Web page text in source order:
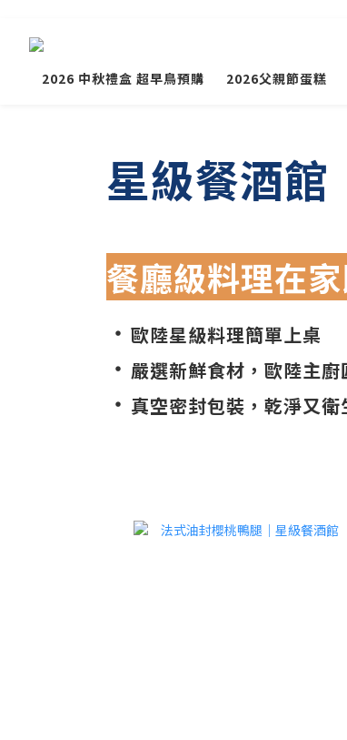
2026 中秋禮盒 超早鳥預購
2026父親節蛋糕
星級餐酒館
餐廳級料理在
・ 歐陸星級料理簡單上桌
・ 嚴選新鮮食材，歐陸主廚
・ 真空密封包裝，乾淨又衛